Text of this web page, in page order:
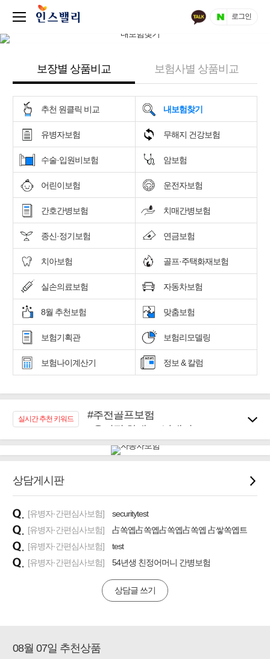
로그인
보장별 상품비교 보험사별 상품비교
추천 원클릭 비교 내보험찾기
유병자보험 무해지 건강보험
수술·입원비보험 암보험
어린이보험 운전자보험
간호간병보험 치매간병보험
종신·정기보험 연금보험
치아보험 골프·주택화재보험
실손의료보험 자동차보험
8월 추천보험 맞춤보험
보험기획관 보험리모델링
보험나이계산기 정보 & 칼럼
실시간 추천 키워드
#추천골프보험
#우리집 화재, 도난대비
#노후대비 연금재테크!
#임플란트, 치아치료보장
#무해지 건강보험
#바뀌기전에 4세대 가입
상담게시판
[유병자·간편심사보험]
securitytest
[유병자·간편심사보험]
占쏙옙占쏙옙占쏙옙占쏙옙 占쌓쏙옙트
[유병자·간편심사보험]
test
[유병자·간편심사보험]
54년생 친정어머니 간병보험
상담글 쓰기
08월 07일 추천상품